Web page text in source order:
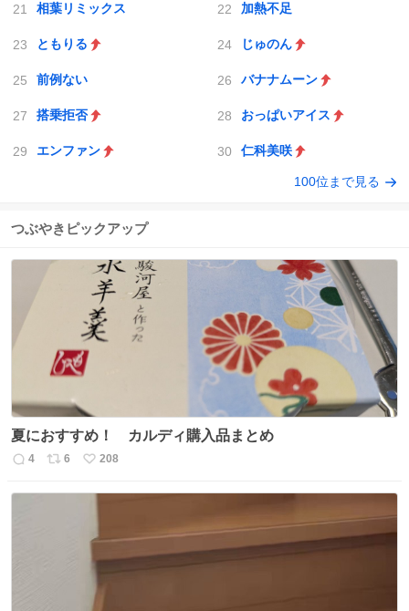
相葉リミックス 加熱不足
ともりる じゅのん
前例ない バナナムーン
搭乗拒否 おっぱいアイス
エンファン 仁科美咲
100位まで見る
つぶやきピックアップ
夏におすすめ！ カルディ購入品まとめ
返
4
リ
6
い
208